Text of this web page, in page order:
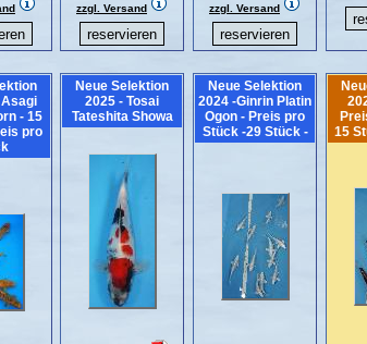
zzgl. Versand zzgl. Versand
- 15
pro
Neue Selektion
2025 - Tosai
Tateshita Showa
Neue Selektion
2024 -Ginrin Platin
Ogon - Preis pro
Stück -29 Stück -
15